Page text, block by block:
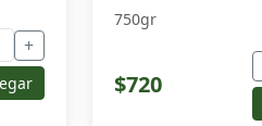
+
750gr
$720